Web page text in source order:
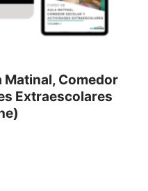
Matinal, Comedor
Extraescolares